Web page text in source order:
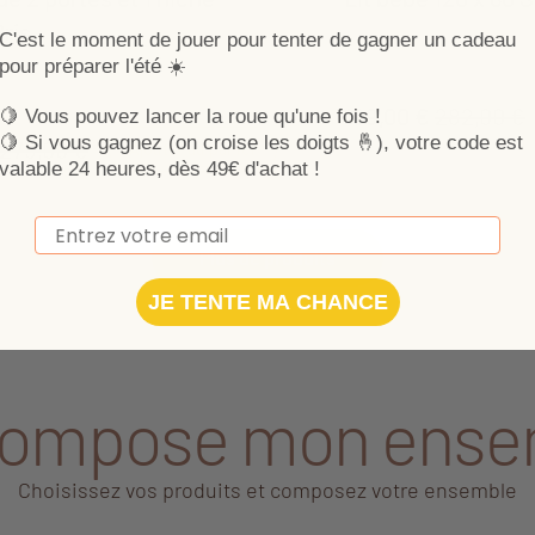
à langer aux lignes scandinave
et simplicité. Elle est
deux portes, d'une niche et d'un
amovible.
279,00 € Ajouter au panier
Le lit bébé 120x60
de passer des nuits
pieds évasés.
199,00 €
Plus de produits
mon
Choisissez vos produits et composez votre ensemble
C'est le moment de jouer pour tenter de gagner un cadeau
pour préparer l'été ☀️
🍋 Vous pouvez lancer la roue qu'une fois !
🍋 Si vous gagnez (on croise les doigts 🤞), votre code est
valable 24 heures, dès 49€ d'achat !
Email
JE TENTE MA CHANCE